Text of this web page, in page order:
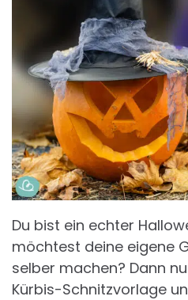
Du bist ein echter
möchtest deine eigene
selber machen? Dann
Kürbis-Schnitzvorlage